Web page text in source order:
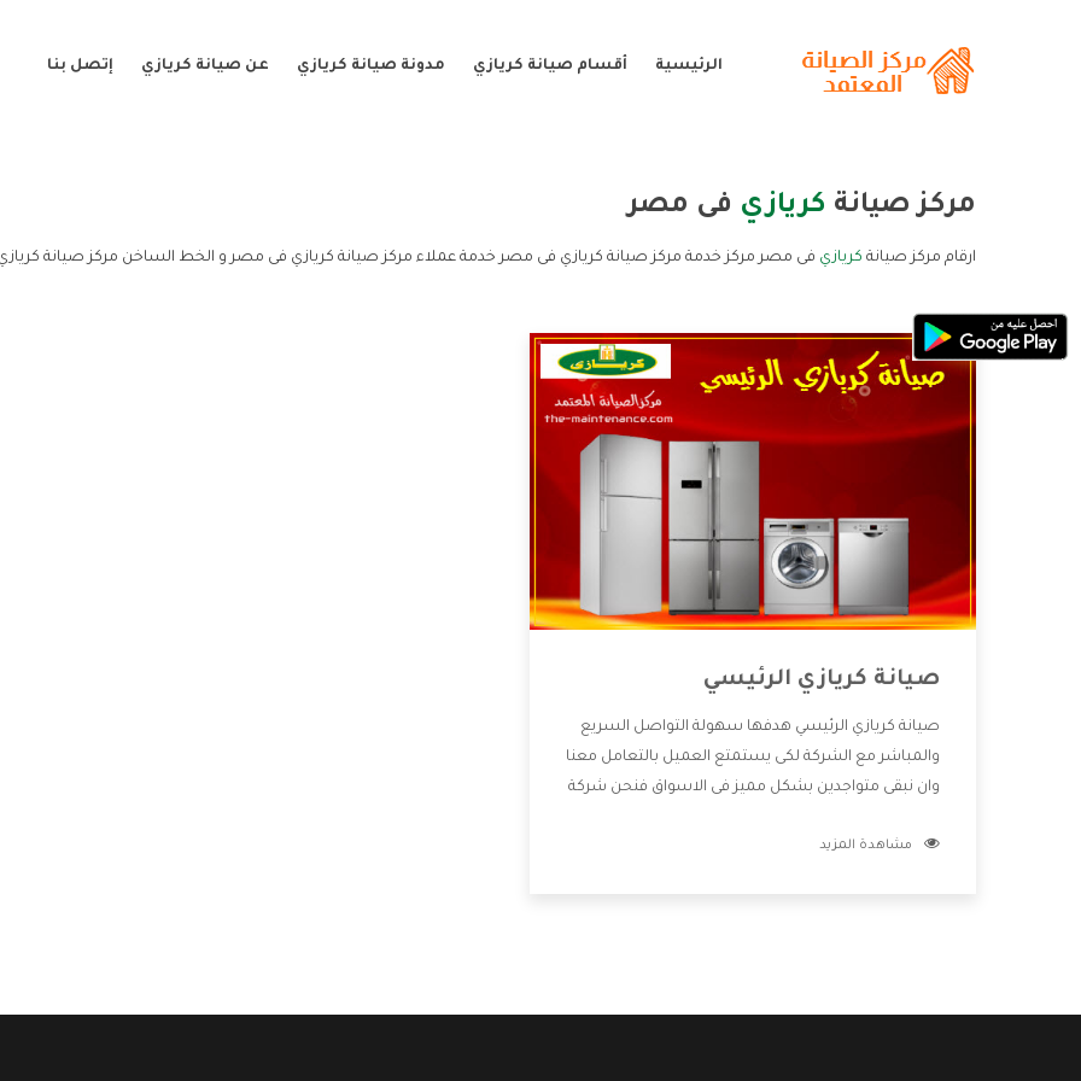
الرئيسية أقسام صيانة كريازي مدونة صيانة كريازي عن صيانة كريازي إتصل بنا
مركز صيانة كريازي فى مصر
ارقام مركز صيانة كريازي فى مصر مركز خدمة مركز صيانة كريازي فى مصر خدمة عملاء مركز صيانة كريازي فى مصر و الخط الساخن مركز صيانة
صيانة كريازي الرئيسي
صيانة كريازي الرئيسي هدفها سهولة التواصل السريع
والمباشر مع الشركة لكى يستمتع العميل بالتعامل معنا
وان نبقى متواجدين بشكل مميز فى الاسواق فنحن شركة
بالخدمات التى تنفرد الشركة بها والتى تكون منها خدمة
مشاهدة المزيد